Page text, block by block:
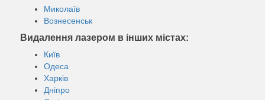
Миколаїв
Вознесенськ
Видалення лазером в інших містах:
Київ
Одеса
Харків
Дніпро